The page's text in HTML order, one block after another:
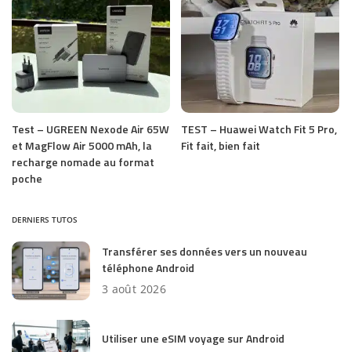
Test – UGREEN Nexode Air 65W
et MagFlow Air 5000 mAh, la
recharge nomade au format
poche
TEST – Huawei Watch Fit 5 Pro,
Fit fait, bien fait
DERNIERS TUTOS
Transférer ses données vers un nouveau
téléphone Android
3 août 2026
Utiliser une eSIM voyage sur Android